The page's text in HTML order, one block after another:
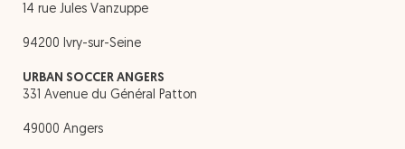
14 rue Jules Vanzuppe
94200 Ivry-sur-Seine
URBAN SOCCER ANGERS
331 Avenue du Général Patton
49000 Angers